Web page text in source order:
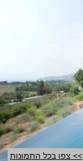
>> צפו בכל התמונות